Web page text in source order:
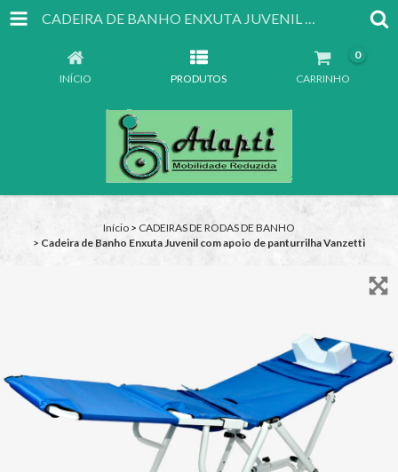
CADEIRA DE BANHO ENXUTA JUVENIL COM APOIO DE PANTURRILHA VANZETTI
INÍCIO PRODUTOS CARRINHO
0
Início > CADEIRAS DE RODAS DE BANHO
> Cadeira de Banho Enxuta Juvenil com apoio de panturrilha Vanzetti